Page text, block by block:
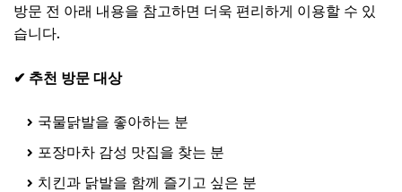
방문 전 아래 내용을 참고하면 더욱 편리하게 이용할 수 있
습니다.
✔ 추천 방문 대상
국물닭발을 좋아하는 분
포장마차 감성 맛집을 찾는 분
치킨과 닭발을 함께 즐기고 싶은 분